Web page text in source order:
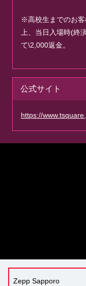
※高校生までのお
上、当日入場時(終
て\2,000返金。
公式サイト
https://
Zepp Sapporo